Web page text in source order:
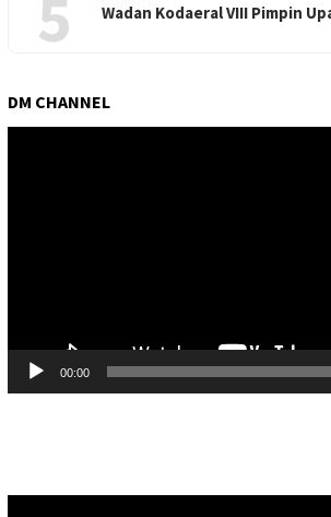
5 Wadan Kodaeral VIII Pimpin
DM CHANNEL
00:00